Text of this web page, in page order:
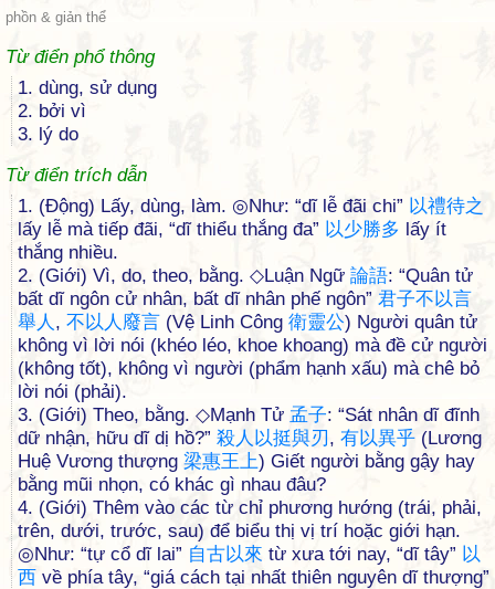
phồn & giản thể
Từ điển phổ thông
1. dùng, sử dụng
2. bởi vì
3. lý do
Từ điển trích dẫn
1. (Động) Lấy, dùng, làm. ◎Như: “dĩ lễ đãi chi” 以禮待之
lấy lễ mà tiếp đãi, “dĩ thiểu thắng đa” 以少勝多 lấy ít
thắng nhiều.
2. (Giới) Vì, do, theo, bằng. ◇Luận Ngữ 論語: “Quân tử
bất dĩ ngôn cử nhân, bất dĩ nhân phế ngôn” 君子不以言
舉 人 , 不以 人 廢言 (Vệ Linh Công 衛靈公) Người quân tử
không vì lời nói (khéo léo, khoe khoang) mà đề cử người
(không tốt), không vì người (phẩm hạnh xấu) mà chê bỏ
lời nói (phải).
3. (Giới) Theo, bằng. ◇Mạnh Tử 孟子: “Sát nhân dĩ đĩnh
dữ nhận, hữu dĩ dị hồ?” 殺人 以挺與刃 , 有以異乎 (Lương
Huệ Vương thượng 梁惠王上) Giết người bằng gậy hay
bằng mũi nhọn, có khác gì nhau đâu?
4. (Giới) Thêm vào các từ chỉ phương hướng (trái, phải,
trên, dưới, trước, sau) để biểu thị vị trí hoặc giới hạn.
◎Như: “tự cổ dĩ lai” 自古以來 từ xưa tới nay, “dĩ tây” 以
西 về phía tây, “giá cách tại nhất thiên nguyên dĩ thượng”